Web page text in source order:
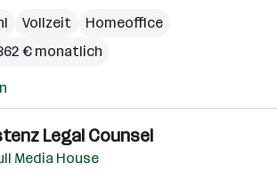
Vollzeit
Homeoffice
€ monatlich
Legal Counsel
Media House